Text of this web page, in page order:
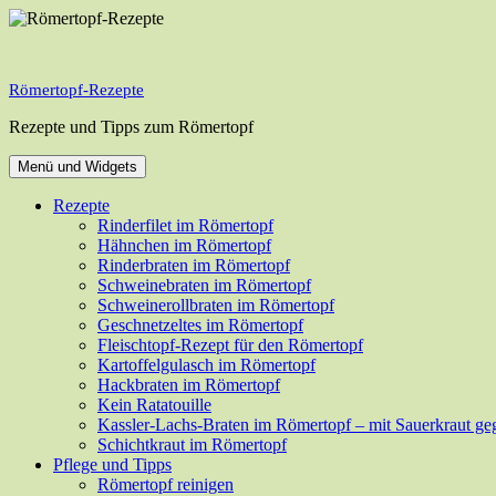
Zum
Römertopf-Rezepte
Rezepte und Tipps zum Römertopf
Menü und Widgets
Rezepte
Rinderfilet im Römertopf
Hähnchen im Römertopf
Rinderbraten im Römertopf
Schweinebraten im Römertopf
Schweinerollbraten im Römertopf
Geschnetzeltes im Römertopf
Fleischtopf-Rezept für den Römertopf
Kartoffelgulasch im Römertopf
Hackbraten im Römertopf
Kein Ratatouille
Kassler-Lachs-Braten im Römertopf – mit Sauerkraut
Schichtkraut im Römertopf
Pflege und Tipps
Römertopf reinigen